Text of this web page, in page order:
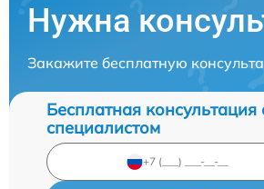
Нужна
Закажите бесплатную
Бесплатная консультация
специалистом